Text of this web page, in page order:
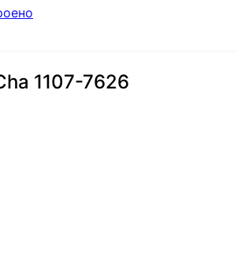
1107-7626